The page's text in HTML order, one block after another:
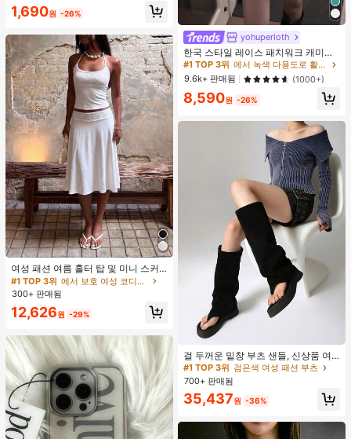
1,690원 -26%
여성 패션 여름 홀터 탑 및 미니 스커
트 세트, 저녁 데이트, 연회, 파티에 적
합, 화이트 우아한, 데이트 나이트
#1 TOP 3위
에서 보호 여성 코디네이터
300+ 판매됨
12,626원 -29%
yohuperloth
한국 스타일 레이스 패치워크 캐미솔
탱크 탑, Y2K 에스테틱, 스트리트웨어
캐주얼 여름
#1 TOP 3위
거의 매진!
#1 TOP 3위
에서 녹색 다용도로 활용 가능한 데일리 탑
거의 매진!
#1 TOP 3위
에서 녹색 다용도로 활용 가능한 데일리 탑
거의 매진!
#1 TOP 3위
에서 녹색 다용도로 활용 가능한 데일리 탑
거의 매진!
9.6k+ 판매됨 (1000+)
8,590원 -26%
걸 두꺼운 밑창 부츠 샌들, 신상품 여
름 키높이 롱 샤프트 니치 섹시 팝 걸
끈 레트로 스트리트 스타일 앵클 부츠
#1 TOP 3위
거의 매진!
#1 TOP 3위 검은색 여성 패션 부츠
거의 매진!
#1 TOP 3위 검은색 여성 패션 부츠
거의 매진!
#1 TOP 3위 검은색 여성 패션 부츠
거의 매진!
700+ 판매됨
35,437원 -36%